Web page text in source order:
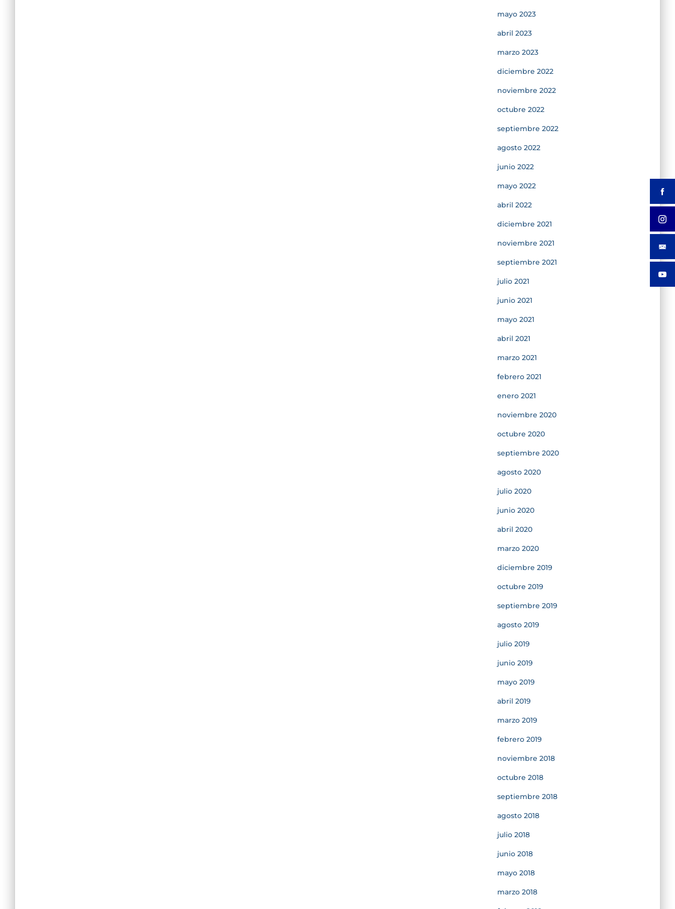
mayo 2023
abril 2023
marzo 2023
diciembre 2022
noviembre 2022
octubre 2022
septiembre 2022
agosto 2022
junio 2022
mayo 2022
abril 2022
diciembre 2021
noviembre 2021
septiembre 2021
julio 2021
junio 2021
mayo 2021
abril 2021
marzo 2021
febrero 2021
enero 2021
noviembre 2020
octubre 2020
septiembre 2020
agosto 2020
julio 2020
junio 2020
abril 2020
marzo 2020
diciembre 2019
octubre 2019
septiembre 2019
agosto 2019
julio 2019
junio 2019
mayo 2019
abril 2019
marzo 2019
febrero 2019
noviembre 2018
octubre 2018
septiembre 2018
agosto 2018
julio 2018
junio 2018
mayo 2018
marzo 2018